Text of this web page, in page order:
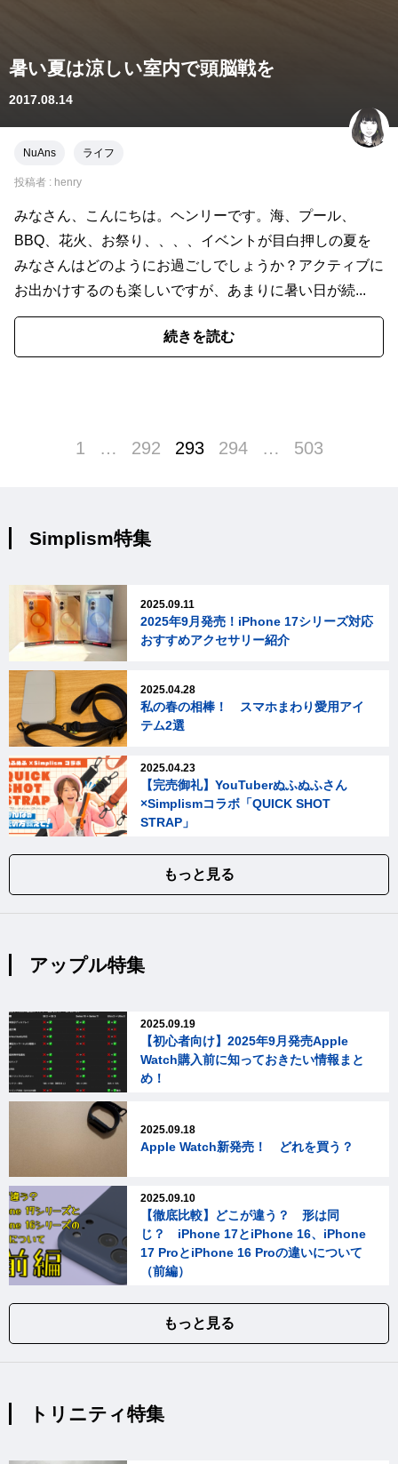
暑い夏は涼しい室内で頭脳戦を
2017.08.14
NuAns ライフ
投稿者 : henry
みなさん、こんにちは。ヘンリーです。海、プール、
BBQ、花火、お祭り、、、、イベントが目白押しの夏を
みなさんはどのようにお過ごしでしょうか？アクティブに
お出かけするのも楽しいですが、あまりに暑い日が続...
続きを読む
1 … 292 293 294 … 503
Simplism特集
2025.09.11
2025年9月発売！iPhone 17シリーズ対応
おすすめアクセサリー紹介
2025.04.28
私の春の相棒！ スマホまわり愛用アイ
テム2選
2025.04.23
【完売御礼】YouTuberぬふぬふさん
×Simplismコラボ「QUICK SHOT
STRAP」
もっと見る
アップル特集
2025.09.19
【初心者向け】2025年9月発売Apple
Watch購入前に知っておきたい情報まと
め！
2025.09.18
Apple Watch新発売！ どれを買う？
2025.09.10
【徹底比較】どこが違う？ 形は同
じ？ iPhone 17とiPhone 16、iPhone
17 ProとiPhone 16 Proの違いについて
（前編）
もっと見る
トリニティ特集